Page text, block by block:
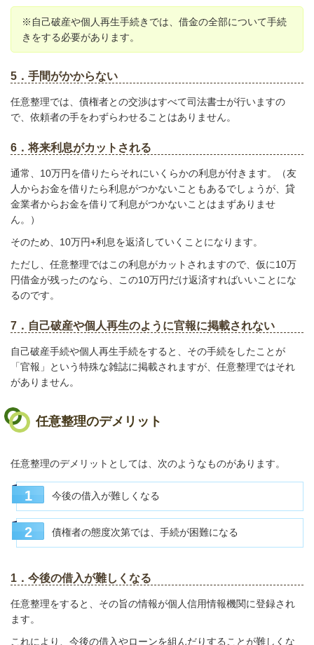
※自己破産や個人再生手続きでは、借金の全部について手続
きをする必要があります。
5．手間がかからない
任意整理では、債権者との交渉はすべて司法書士が行いますの
で、依頼者の手をわずらわせることはありません。
6．将来利息がカットされる
通常、10万円を借りたらそれにいくらかの利息が付きます。（友
人からお金を借りたら利息がつかないこともあるでしょうが、貸
金業者からお金を借りて利息がつかないことはまずありませ
ん。）
そのため、10万円+利息を返済していくことになります。
ただし、任意整理ではこの利息がカットされますので、仮に10万
円借金が残ったのなら、
この10万円だけ返済すればいいことにな
るのです。
7．自己破産や個人再生のように官報に掲載されない
自己破産手続や個人再生手続をすると、その手続をしたことが
「官報」という特殊な雑誌に掲載されますが、任意整理ではそれ
がありません。
任意整理のデメリット
任意整理のデメリットとしては、次のようなものがあります。
今後の借入が難しくなる
債権者の態度次第では、手続が困難になる
1．今後の借入が難しくなる
任意整理をすると、その旨の情報が個人信用情報機関に登録され
ます。
これにより、今後の借入やローンを組んだりすることが難しくな